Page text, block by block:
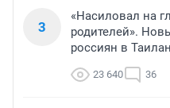
3
«Насиловал на
родителей».
россиян в
23 640 36